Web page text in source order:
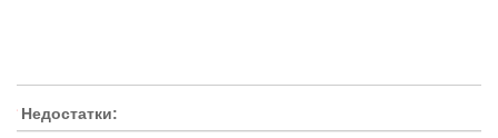
Недостатки: